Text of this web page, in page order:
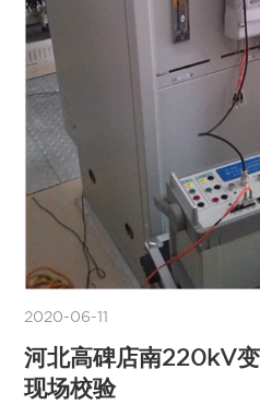
2020-06-11
河北高碑店南220kV
现场校验